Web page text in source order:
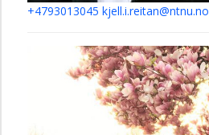
+4793013045 kjell.i.reitan@ntnu.no